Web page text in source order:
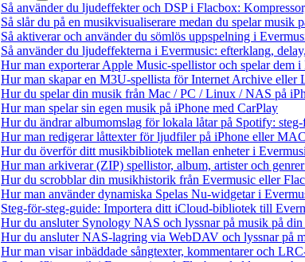
Så använder du ljudeffekter och DSP i Flacbox:
Så slår du på en musikvisualiserare medan du spelar musik
Så aktiverar och använder du sömlös uppspelning i
Så använder du ljudeffekterna i Evermusic: efterklang,
Hur man exporterar Apple Music-spellistor och spelar dem
Hur man skapar en M3U-spellista för Internet Archive eller
Hur du spelar din musik från Mac / PC / Linux / NAS på
Hur man spelar sin egen musik på iPhone med CarPlay
Hur du ändrar albumomslag för lokala låtar på Spotify:
Hur man redigerar låttexter för ljudfiler på iPhone eller MAC
Hur du överför ditt musikbibliotek mellan enheter i
Hur man arkiverar (ZIP) spellistor, album, artister och
Hur du scrobblar din musikhistorik från Evermusic eller
Hur man använder dynamiska Spelas Nu-widgetar i
Steg-för-steg-guide: Importera ditt iCloud-bibliotek till
Hur du ansluter Synology NAS och lyssnar på musik på
Hur du ansluter NAS-lagring via WebDAV och lyssnar på
Hur man visar inbäddade sångtexter, kommentarer och